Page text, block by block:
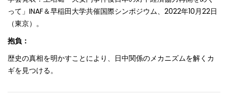
って」INAF＆早稲田大学共催国際シンポジウム、2022年10月22日
（東京）。
抱負：
歴史の真相を明かすことにより、日中関係のメカニズムを解くカ
ギを見つける。